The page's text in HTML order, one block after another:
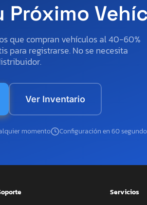
Próximo
que compran vehículos al 40-60%
para registrarse. No se necesita
Ver Inventario
momento Configuración en 60
Servicios